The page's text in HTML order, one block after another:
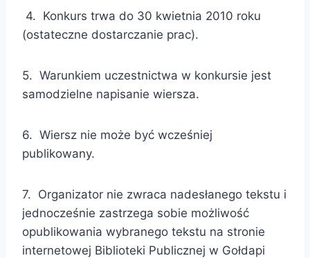
4. Konkurs trwa do 30 kwietnia 2010 roku
(ostateczne dostarczanie prac).
5. Warunkiem uczestnictwa w konkursie jest
samodzielne napisanie wiersza.
6. Wiersz nie może być wcześniej
publikowany.
7. Organizator nie zwraca nadesłanego tekstu i
jednocześnie zastrzega sobie możliwość
opublikowania wybranego tekstu na stronie
internetowej Biblioteki Publicznej w Gołdapi